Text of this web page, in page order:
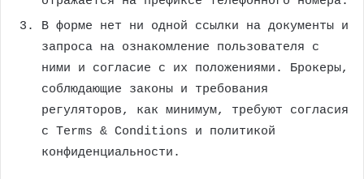
В форме нет ни одной ссылки на документы и
запроса на ознакомление пользователя с
ними и согласие с их положениями. Брокеры,
соблюдающие законы и требования
регуляторов, как минимум, требуют согласия
с Terms & Conditions и политикой
конфиденциальности.